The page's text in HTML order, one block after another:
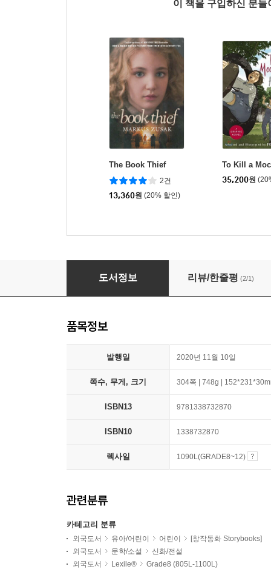
이 책을 구입하신 분
The Book Thief
2건
13,360원 (20% 할인)
To Kill a
35,200원
The Ickabog
도서정보 리뷰/한줄평 (2/1)
품목정보
발행일 2020년 11월 10일
쪽수, 무게, 크기 304쪽 | 748g |
ISBN13 9781338732870
ISBN10 1338732870
렉사일 1090L(GRADE8~12)
관련분류
카테고리 분류
외국도서 유아/어린이 어린이
[창작동화 Storybooks]
외국도서
문학/소설
신화/전설
외국도서
Lexile®
Grade8 (805L-1100L)